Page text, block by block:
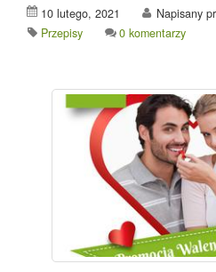
10 lutego, 2021 Napisany
Przepisy
0 komentarzy